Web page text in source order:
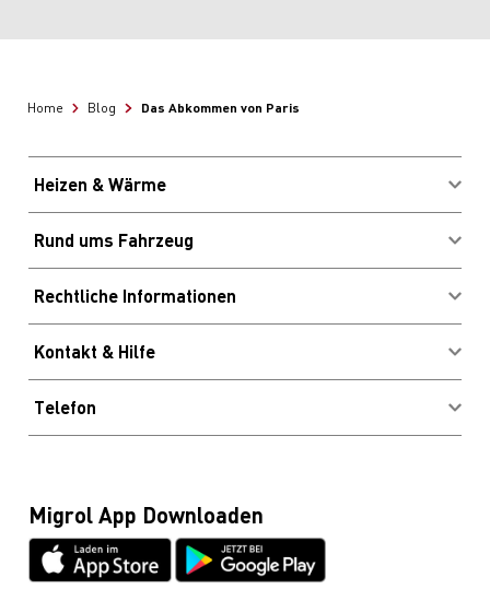
Home Blog Das Abkommen von Paris
Heizen & Wärme
Energieberatung
Rund ums Fahrzeug
Standorte & Öffnungszeiten
Pneuofferte
Profitieren & Sparen
Rechtliche Informationen
AGB
Kontakt & Hilfe
Häufig gestellte Fragen
Glossar
Netiquette
Datenblätter & Anleitungen
Telefon
Migrolcard
0844 03 03 03
Cumulus-Infoline
Migrol App Downloaden